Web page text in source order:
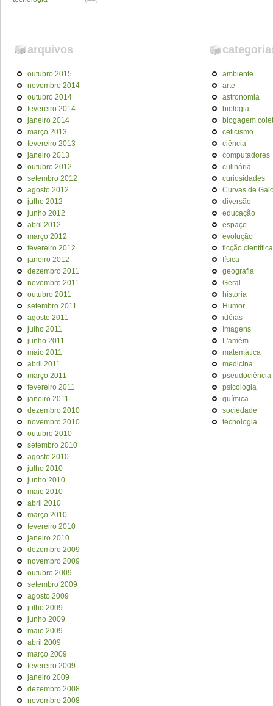
arquivos
outubro 2015
novembro 2014
outubro 2014
fevereiro 2014
janeiro 2014
março 2013
fevereiro 2013
janeiro 2013
outubro 2012
setembro 2012
agosto 2012
julho 2012
junho 2012
abril 2012
março 2012
fevereiro 2012
janeiro 2012
dezembro 2011
novembro 2011
outubro 2011
setembro 2011
agosto 2011
julho 2011
junho 2011
maio 2011
abril 2011
março 2011
fevereiro 2011
janeiro 2011
dezembro 2010
novembro 2010
outubro 2010
setembro 2010
agosto 2010
julho 2010
junho 2010
maio 2010
abril 2010
março 2010
fevereiro 2010
janeiro 2010
dezembro 2009
novembro 2009
outubro 2009
setembro 2009
agosto 2009
julho 2009
junho 2009
maio 2009
abril 2009
março 2009
fevereiro 2009
janeiro 2009
dezembro 2008
novembro 2008
ambiente
arte
astronomia
biologia
blogagem
ceticismo
ciência
computadores
culinária
curiosidades
Curvas de
diversão
educação
espaço
evolução
ficção científica
física
geografia
Geral
história
Humor
idéias
Imagens
L'amém
matemática
medicina
pseudociência
psicologia
química
sociedade
tecnologia